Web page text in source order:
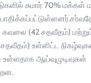
சுமார் 70% மக்கள்
கவலை (42 சதவீதம்)
உள்ளிட்ட
உள்ளதாக ஆய்வுமுடிவுகள்